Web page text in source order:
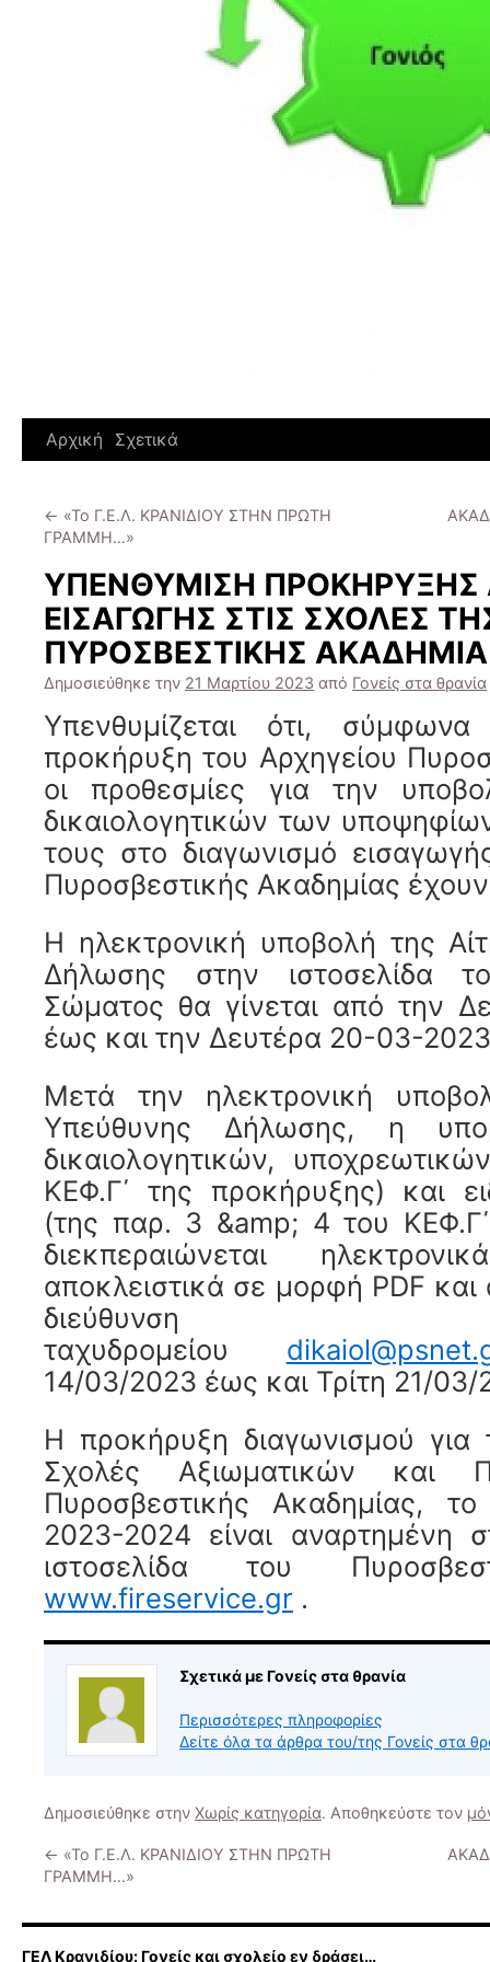
Αρχική Σχετικά
← «Το Γ.Ε.Λ. ΚΡΑΝΙΔΙΟΥ ΣΤΗΝ ΠΡΩΤΗ
ΓΡΑΜΜΗ…»
ΥΠΕΝΘΥΜΙΣΗ ΠΡΟΚΗΡΥΞΗΣ
ΕΙΣΑΓΩΓΗΣ ΣΤΙΣ ΣΧΟΛΕΣ
ΠΥΡΟΣΒΕΣΤΙΚΗΣ
Δημοσιεύθηκε την 21 Μαρτίου 2023 από Γονείς στα θρανία
Υπενθυμίζεται ότι,
προκήρυξη του Αρχηγείου
οι προθεσμίες για την
δικαιολογητικών των
τους στο διαγωνισμό
Πυροσβεστικής Ακαδημίας
Η ηλεκτρονική υποβολή της
Δήλωσης στην ιστοσελίδα
Σώματος θα γίνεται από την
έως και την Δευτέρα 20-03-
Μετά την ηλεκτρονική
Υπεύθυνης Δήλωσης, η
δικαιολογητικών,
ΚΕΦ.Γ΄ της προκήρυξης) και
(της παρ. 3 &amp; 4 του
διεκπεραιώνεται
αποκλειστικά σε μορφή PDF
διεύθυνση
ταχυδρομείου
14/03/2023 έως και Τρίτη 21/03/
Η προκήρυξη διαγωνισμού για
Σχολές Αξιωματικών και
Πυροσβεστικής Ακαδημίας,
2023-2024 είναι αναρτημένη
ιστοσελίδα του
www.fireservice.gr .
Σχετικά με Γονείς στα θρανία
Περισσότερες πληροφορίες
Δείτε όλα τα άρθρα του/της Γονείς στα
Δημοσιεύθηκε στην Χωρίς κατηγορία. Αποθηκεύστε τον
← «Το Γ.Ε.Λ. ΚΡΑΝΙΔΙΟΥ ΣΤΗΝ ΠΡΩΤΗ
ΓΡΑΜΜΗ…»
ΓΕΛ Κρανιδίου: Γονείς και σχολείο εν δράσει…